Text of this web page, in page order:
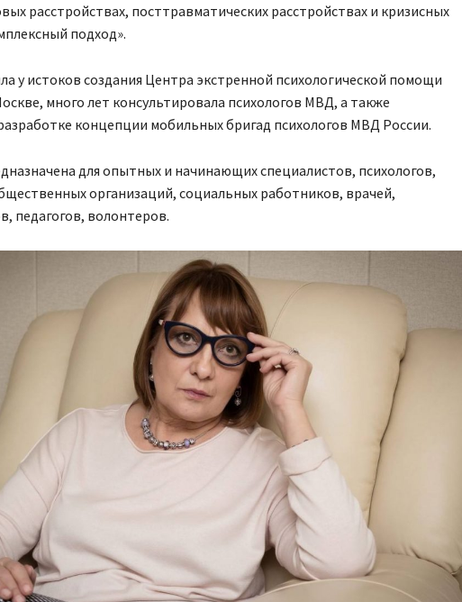
расстройствах, посттравматических расстройствах и кризисных
подход».
у истоков создания Центра экстренной психологической помощи
много лет консультировала психологов МВД, а также
концепции мобильных бригад психологов МВД России.
для опытных и начинающих специалистов, психологов,
организаций, социальных работников, врачей,
педагогов, волонтеров.